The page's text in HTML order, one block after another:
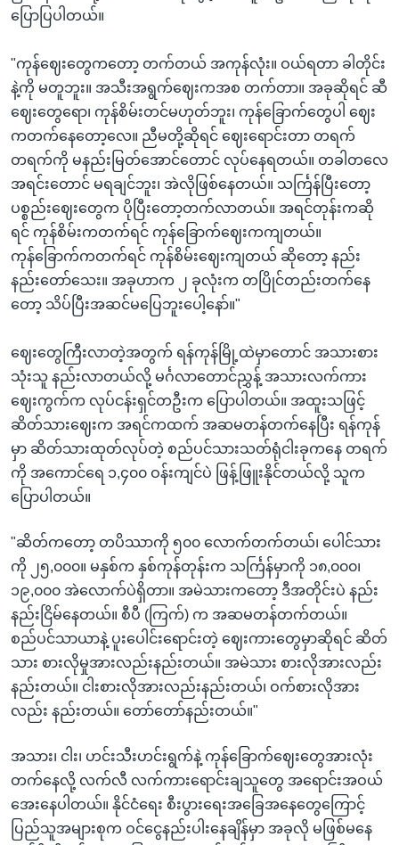
ပြောပြပါတယ်။
"ကုန်ဈေးတွေကတော့ တက်တယ် အကုန်လုံး။ ဝယ်ရတာ ခါတိုင်း
နဲ့ကို မတူဘူး။ အသီးအရွက်ဈေးကအစ တက်တာ။ အခုဆိုရင် ဆီ
ဈေးတွေရော၊ ကုန်စိမ်းတင်မဟုတ်ဘူး၊ ကုန်ခြောက်တွေပါ ဈေး
ကတက်နေတော့လေ။ ညီမတို့ဆိုရင် ဈေးရောင်းတာ တရက်
တရက်ကို မနည်းမြတ်အောင်တောင် လုပ်နေရတယ်။ တခါတလေ
အရင်းတောင် မရချင်ဘူး၊ အဲလိုဖြစ်နေတယ်။ သင်္ကြန်ပြီးတော့
ပစ္စည်းဈေးတွေက ပိုပြီးတော့တက်လာတယ်။ အရင်တုန်းကဆို
ရင် ကုန်စိမ်းကတက်ရင် ကုန်ခြောက်ဈေးကကျတယ်။
ကုန်ခြောက်ကတက်ရင် ကုန်စိမ်းဈေးကျတယ် ဆိုတော့ နည်း
နည်းတော်သေး။ အခုဟာက ၂ ခုလုံးက တပြိုင်တည်းတက်နေ
တော့ သိပ်ပြီးအဆင်မပြေဘူးပေါ့နော်။"
ဈေးတွေကြီးလာတဲ့အတွက် ရန်ကုန်မြို့ထဲမှာတောင် အသားစား
သုံးသူ နည်းလာတယ်လို့ မင်္ဂလာတောင်ညွှန့် အသားလက်ကား
ဈေးကွက်က လုပ်ငန်းရှင်တဦးက ပြောပါတယ်။ အထူးသဖြင့်
ဆိတ်သားဈေးက အရင်ကထက် အဆမတန်တက်နေပြီး ရန်ကုန်
မှာ ဆိတ်သားထုတ်လုပ်တဲ့ စည်ပင်သားသတ်ရုံငါးခုကနေ တရက်
ကို အကောင်ရေ ၁,၄၀၀ ဝန်းကျင်ပဲ ဖြန့်ဖြူးနိုင်တယ်လို့ သူက
ပြောပါတယ်။
"ဆိတ်ကတော့ တပိဿာကို ၅၀၀ လောက်တက်တယ်၊ ပေါင်သား
ကို ၂၅,၀၀၀။ မနှစ်က နှစ်ကုန်တုန်းက သင်္ကြန်မှာကို ၁၈,၀၀၀၊
၁၉,၀၀၀ အဲလောက်ပဲရှိတာ။ အမဲသားကတော့ ဒီအတိုင်းပဲ နည်း
နည်းငြိမ်နေတယ်။ စီပီ (ကြက်) က အဆမတန်တက်တယ်။
စည်ပင်သာယာနဲ့ ပူးပေါင်းရောင်းတဲ့ ဈေးကားတွေမှာဆိုရင် ဆိတ်
သား စားလိုမှုအားလည်းနည်းတယ်။ အမဲသား စားလိုအားလည်း
နည်းတယ်။ ငါးစားလိုအားလည်းနည်းတယ်၊ ဝက်စားလိုအား
လည်း နည်းတယ်။ တော်တော်နည်းတယ်။"
အသား၊ ငါး၊ ဟင်းသီးဟင်းရွက်နဲ့ ကုန်ခြောက်ဈေးတွေအားလုံး
တက်နေလို့ လက်လီ လက်ကားရောင်းချသူတွေ အရောင်းအဝယ်
အေးနေပါတယ်။ နိုင်ငံရေး စီးပွားရေးအခြေအနေတွေကြောင့်
ပြည်သူအများစုက ဝင်ငွေနည်းပါးနေချိန်မှာ အခုလို မဖြစ်မနေ